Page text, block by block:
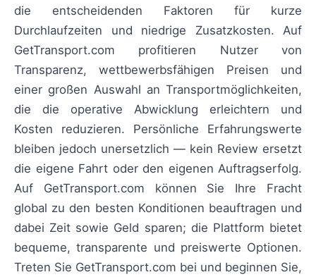
die entscheidenden Faktoren für kurze
Durchlaufzeiten und niedrige Zusatzkosten. Auf
GetTransport.com profitieren Nutzer von
Transparenz, wettbewerbsfähigen Preisen und
einer großen Auswahl an Transportmöglichkeiten,
die die operative Abwicklung erleichtern und
Kosten reduzieren. Persönliche Erfahrungswerte
bleiben jedoch unersetzlich — kein Review ersetzt
die eigene Fahrt oder den eigenen Auftragserfolg.
Auf GetTransport.com können Sie Ihre Fracht
global zu den besten Konditionen beauftragen und
dabei Zeit sowie Geld sparen; die Plattform bietet
bequeme, transparente und preiswerte Optionen.
Treten Sie GetTransport.com bei und beginnen Sie,